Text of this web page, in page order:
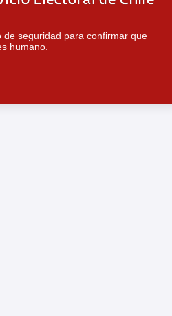
de seguridad para confirmar que
humano.